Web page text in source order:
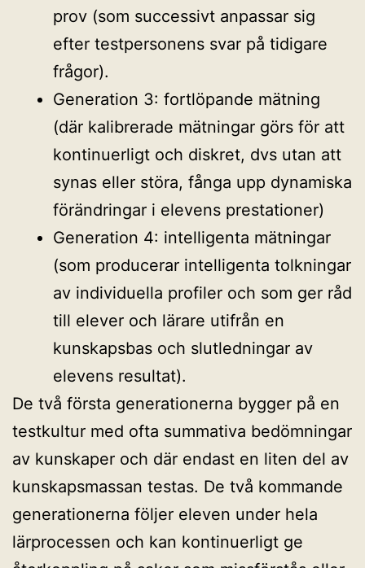
prov (som successivt anpassar sig
efter testpersonens svar på tidigare
frågor).
Generation 3: fortlöpande mätning
(där kalibrerade mätningar görs för att
kontinuerligt och diskret, dvs utan att
synas eller störa, fånga upp dynamiska
förändringar i elevens prestationer)
Generation 4: intelligenta mätningar
(som producerar intelligenta tolkningar
av individuella profiler och som ger råd
till elever och lärare utifrån en
kunskapsbas och slutledningar av
elevens resultat).
De två första generationerna bygger på en
testkultur med ofta summativa bedömningar
av kunskaper och där endast en liten del av
kunskapsmassan testas. De två kommande
generationerna följer eleven under hela
lärprocessen och kan kontinuerligt ge